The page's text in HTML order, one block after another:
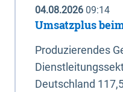
04.08.2026 09:14
Umsatzplus
Produzierendes
Deutschland